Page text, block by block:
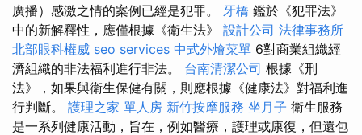
廣播）感激之情的案例已經是犯罪。 牙橋 鑑於《犯罪法》
中的新解釋性，應僅根據《衛生法》 設計公司 法律事務所
北部眼科權威 seo services 中式外燴菜單 6對商業組織經
濟組織的非法福利進行非法。 台南清潔公司 根據《刑
法》，如果與衛生保健有關，則應根據《健康法》對福利進
行判斷。 護理之家 單人房 新竹按摩服務 坐月子 衛生服務
是一系列健康活動，旨在，例如醫療，護理或康復，但還包